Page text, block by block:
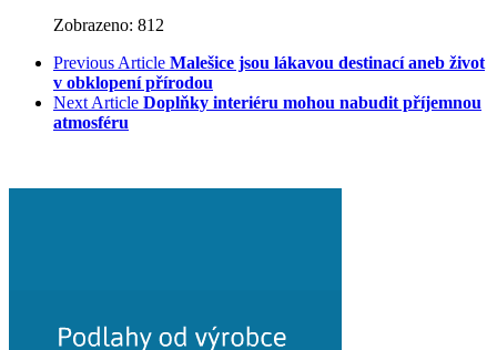
Zobrazeno: 812
Previous Article Malešice jsou lákavou destinací aneb život
v obklopení přírodou
Next Article Doplňky interiéru mohou nabudit příjemnou
atmosféru